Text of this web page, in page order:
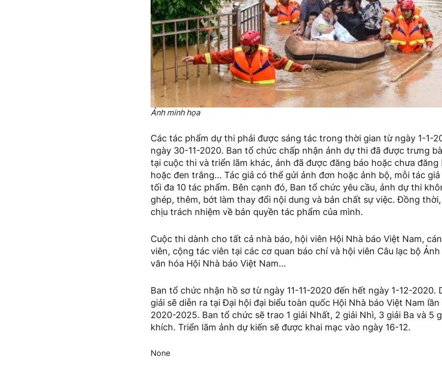
Ảnh minh họa
Các tác phẩm dự thi phải được sáng tác trong thời gian từ ngày 1-1-
ngày 30-11-2020. Ban tổ chức chấp nhận ảnh dự thi đã được trưng
tại cuộc thi và triển lãm khác, ảnh đã được đăng báo hoặc chưa đăng
hoặc đen trắng... Tác giả có thể gửi ảnh đơn hoặc ảnh bộ, mỗi tác
tối đa 10 tác phẩm. Bên cạnh đó, Ban tổ chức yêu cầu, ảnh dự thi
ghép, thêm, bớt làm thay đổi nội dung và bản chất sự việc. Đồng
chịu trách nhiệm về bản quyền tác phẩm của mình.
Cuộc thi dành cho tất cả nhà báo, hội viên Hội Nhà báo Việt Nam,
viên, cộng tác viên tại các cơ quan báo chí và hội viên Câu lạc bộ
văn hóa Hội Nhà báo Việt Nam...
Ban tổ chức nhận hồ sơ từ ngày 11-11-2020 đến hết ngày 1-12-2020.
giải sẽ diễn ra tại Đại hội đại biểu toàn quốc Hội Nhà báo Việt Nam
2020-2025. Ban tổ chức sẽ trao 1 giải Nhất, 2 giải Nhì, 3 giải Ba và 5
khích. Triển lãm ảnh dự kiến sẽ được khai mạc vào ngày 16-12.
None